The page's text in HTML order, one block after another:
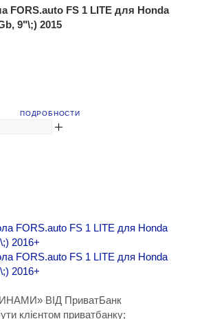
FORS.auto FS 1 LITE для Honda
9"\;) 2015
ПОДРОБНОСТИ
ВІД ПриватБанк
клієнтом приватбанку;